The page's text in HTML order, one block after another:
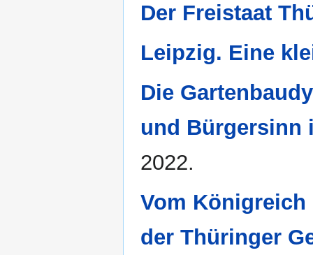
Der Freistaat
Leipzig. Eine
Die
und Bürgersinn
2022.
Vom
der Thüringer